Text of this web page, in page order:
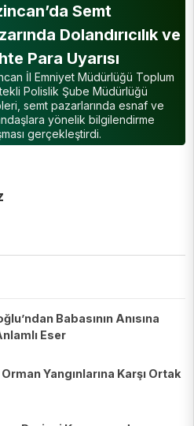
Semt
Dolandırıcılık ve
Para Uyarısı
İl Emniyet Müdürlüğü Toplum
Polislik Şube Müdürlüğü
semt pazarlarında esnaf ve
yönelik bilgilendirme
gerçekleştirdi.
Babasının Anısına
Eser
Yangınlarına Karşı Ortak